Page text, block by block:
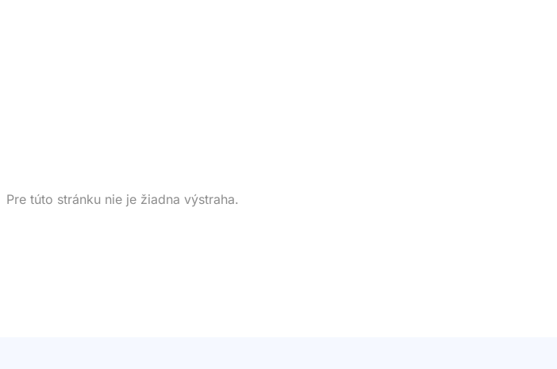
Pre túto stránku nie je žiadna výstraha.